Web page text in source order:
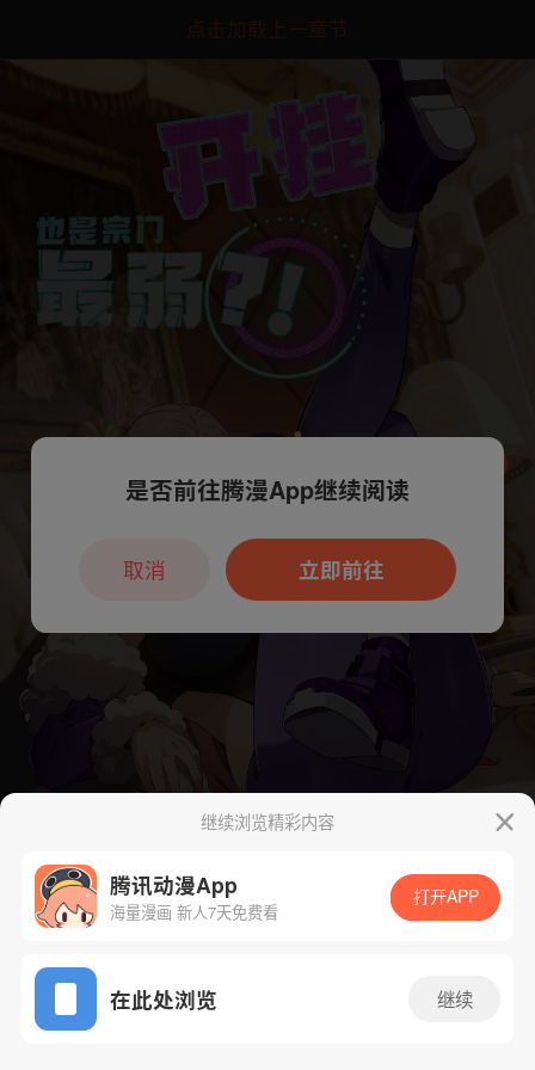
点击加载上一章节
App免费看
继续浏览精彩内容
腾讯动漫App
海量漫画 新人7天免费看
打开APP
在此处浏览 继续
本章节仅支持App阅读，可打开App新用
户7天免费看
是否前往腾漫App继续阅读
立即前往
取消